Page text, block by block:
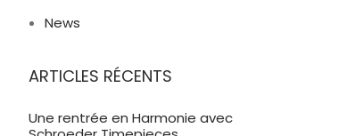
News
ARTICLES RÉCENTS
Une rentrée en Harmonie avec